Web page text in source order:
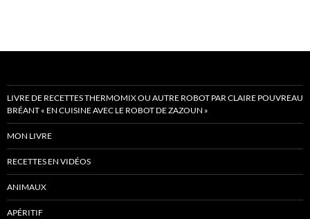
LIVRE DE RECETTES THERMOMIX OU AUTRE ROBOT PAR CLAIRE POUVREAU
BRÉANT « EN CUISINE AVEC LE ROBOT DE ZAZOUN »
MON LIVRE
RECETTES EN VIDÉOS
ANIMAUX
APÉRITIF